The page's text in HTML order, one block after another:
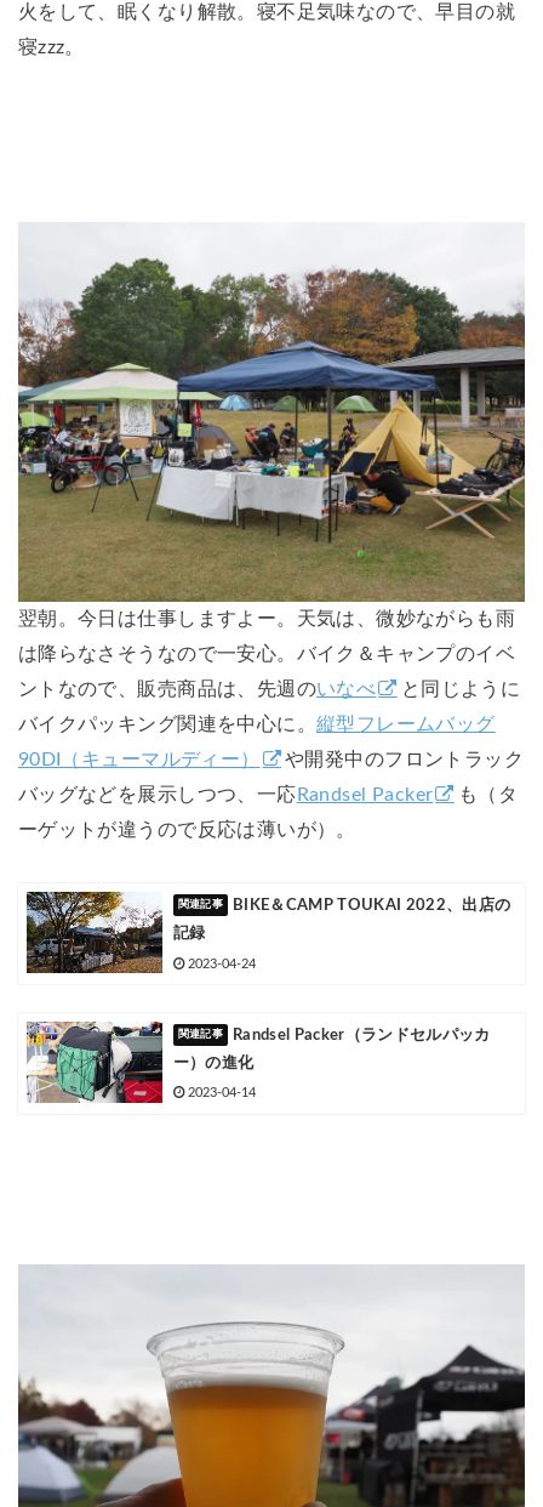
火をして、眠くなり解散。寝不足気味なので、早目の就
寝zzz。
翌朝。今日は仕事しますよー。天気は、微妙ながらも雨
は降らなさそうなので一安心。バイク＆キャンプのイベ
ントなので、販売商品は、先週のいなべ
と同じように
バイクパッキング関連を中心に。縦型フレームバッグ
90DI（キューマルディー）
や開発中のフロントラック
バッグなどを展示しつつ、一応 Randsel Packer
も（タ
ーゲットが違うので反応は薄いが）。
BIKE＆CAMP TOUKAI 2022、出店の
記録
2023-04-24
Randsel Packer（ランドセルパッカ
ー）の進化
2023-04-14